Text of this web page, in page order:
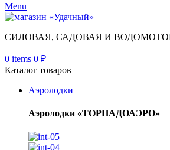
Menu
СИЛОВАЯ, САДОВАЯ И
0 items 0 ₽
Каталог товаров
Аэролодки
Аэролодки «ТОРНАДОАЭРО»